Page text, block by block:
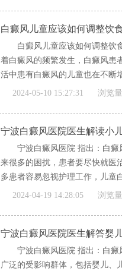
白癜风儿童应该如何调整饮
白癜风儿童应该如何调整饮
着白癜风的频繁发生，白癜风患
活中患有白癜风的儿童也在不断
[全文]
2024-05-10 15:27:31 浏览
宁波白癜风医院医生解读小
宁波白癜风医院 指出：白
来很多的困扰，患者要尽快就医
多患者容易忽视护理工作，儿童
[全文]
2024-04-19 14:28:05 浏览
宁波白癜风医院医生解答婴
宁波白癜风医院 指出：白
广泛的受影响群体，包括婴儿、